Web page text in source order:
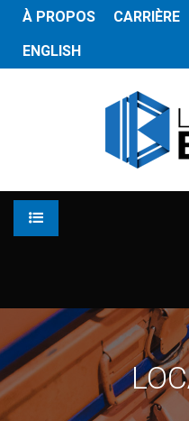
À PROPOS CARRIÈRE
ENGLISH
LOCATION
INVENTAIRE